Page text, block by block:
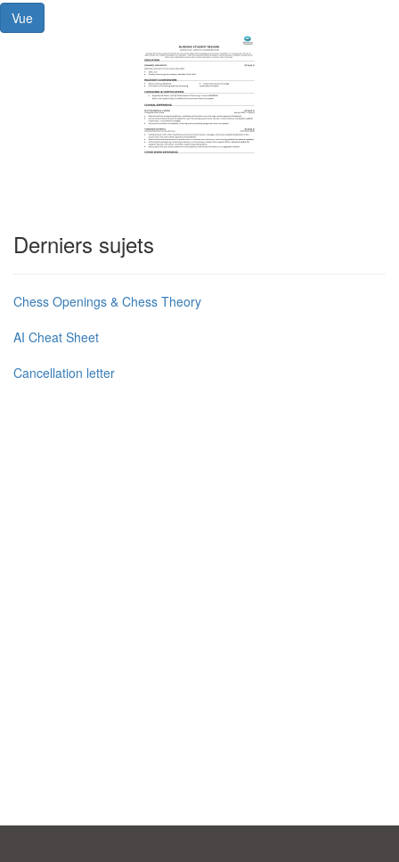
Vue
Derniers sujets
Chess Openings & Chess Theory
AI Cheat Sheet
Cancellation letter